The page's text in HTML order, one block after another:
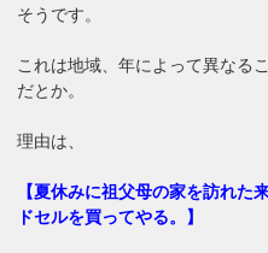
そうです。
これは地域、年によって異なる
だとか。
理由は、
【夏休みに祖父母の家を訪れた
ドセルを買ってやる。】